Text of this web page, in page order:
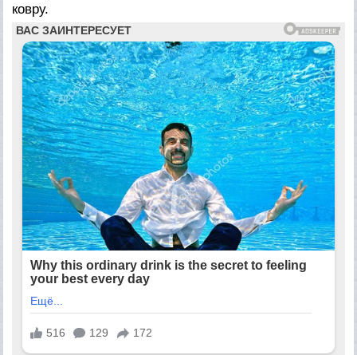
ковру.